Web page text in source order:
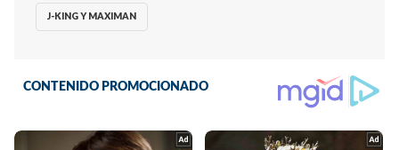
J-KING Y MAXIMAN